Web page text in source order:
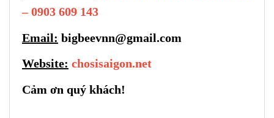
– 0903 609 143
Email: bigbeevnn@gmail.com
Website: chosisaigon.net
Cảm ơn quý khách!